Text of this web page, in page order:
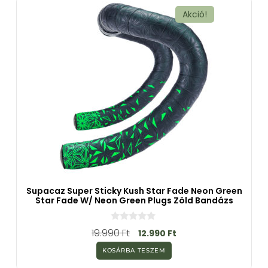
l
Akció!
Supacaz Super Sticky Kush Star Fade Neon Green
Star Fade W/ Neon Green Plugs Zöld Bandázs
0
a
5
-
19.990Ft 12.990 Ft
KOSÁRBA TESZEM